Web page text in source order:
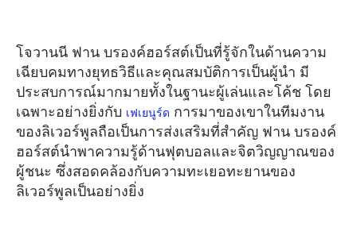
โจวานนี ฟาน บรองค์ฮอร์สต์เป็นที่รู้จักในด้านความ
เฉียบคมทางยุทธวิธีและคุณสมบัติการเป็นผู้นำ มี
ประสบการณ์มากมายทั้งในฐานะผู้เล่นและโค้ช โดย
เฉพาะอย่างยิ่งกับ เฟเยนูร์ด การมาของเขาในทีมงาน
ของลิเวอร์พูลถือเป็นการส่งเสริมที่สำคัญ ฟาน บรองค์
ฮอร์สต์นำพาความรู้ด้านฟุตบอลและจิตวิญญาณของ
ผู้ชนะ ซึ่งสอดคล้องกับความทะเยอทะยานของ
ลิเวอร์พูลเป็นอย่างยิ่ง